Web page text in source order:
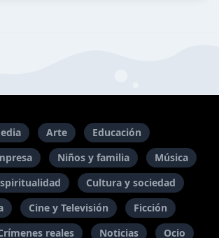
Arte
Educación
Niños y familia
Música
Cultura y sociedad
Cine y Televisión
Ficción
reales Noticias Ocio